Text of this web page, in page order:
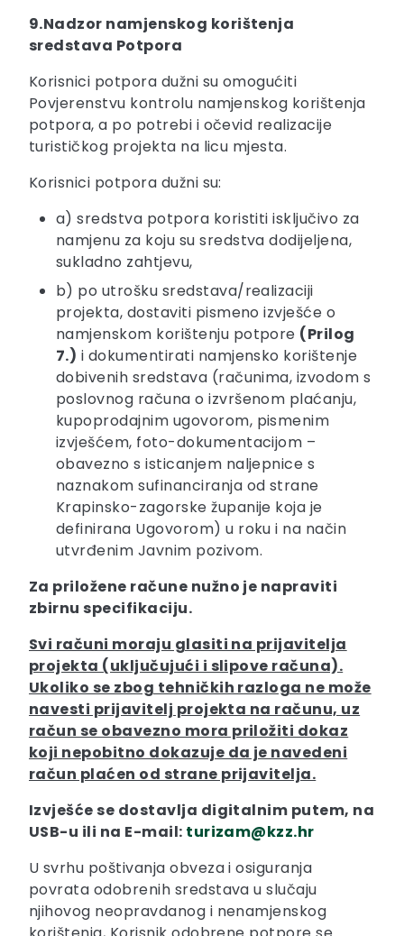
9.Nadzor namjenskog korištenja
sredstava Potpora
Korisnici potpora dužni su omogućiti
Povjerenstvu kontrolu namjenskog korištenja
potpora, a po potrebi i očevid realizacije
turističkog projekta na licu mjesta.
Korisnici potpora dužni su:
a) sredstva potpora koristiti isključivo za
namjenu za koju su sredstva dodijeljena,
sukladno zahtjevu,
b) po utrošku sredstava/realizaciji
projekta, dostaviti pismeno izvješće o
namjenskom korištenju potpore (Prilog
7.) i dokumentirati namjensko korištenje
dobivenih sredstava (računima, izvodom s
poslovnog računa o izvršenom plaćanju,
kupoprodajnim ugovorom, pismenim
izvješćem, foto-dokumentacijom –
obavezno s isticanjem naljepnice s
naznakom sufinanciranja od strane
Krapinsko-zagorske županije koja je
definirana Ugovorom) u roku i na način
utvrđenim Javnim pozivom.
Za priložene račune nužno je napraviti
zbirnu specifikaciju.
Svi računi moraju glasiti na prijavitelja
projekta (uključujući i slipove računa).
Ukoliko se zbog tehničkih razloga ne može
navesti prijavitelj projekta na računu, uz
račun se obavezno mora priložiti dokaz
koji nepobitno dokazuje da je navedeni
račun plaćen od strane prijavitelja.
Izvješće se dostavlja digitalnim putem, na
USB-u ili na E-mail: turizam@kzz.hr
U svrhu poštivanja obveza i osiguranja
povrata odobrenih sredstava u slučaju
njihovog neopravdanog i nenamjenskog